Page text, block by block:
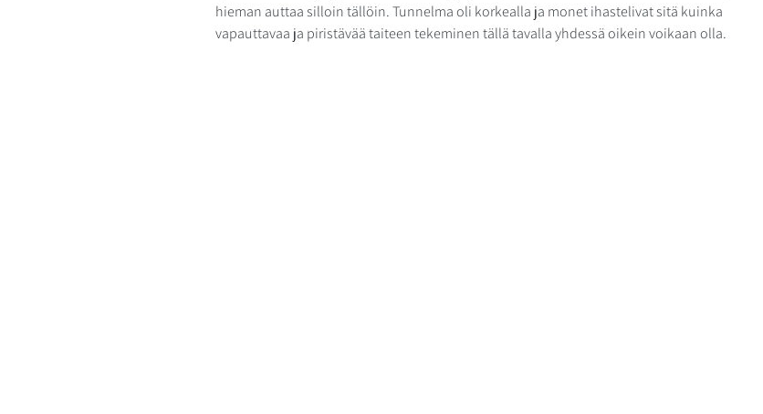
hieman auttaa silloin tällöin. Tunnelma oli korkealla ja monet ihastelivat sitä kuinka
vapauttavaa ja piristävää taiteen tekeminen tällä tavalla yhdessä oikein voikaan olla.